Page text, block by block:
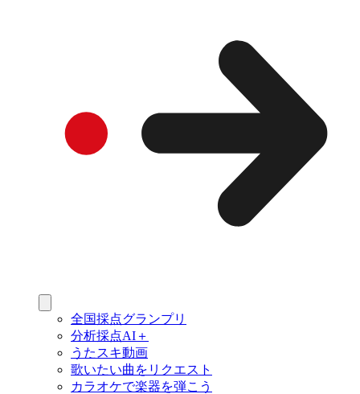
全国採点グランプリ
分析採点AI＋
うたスキ動画
歌いたい曲をリクエスト
カラオケで楽器を弾こう